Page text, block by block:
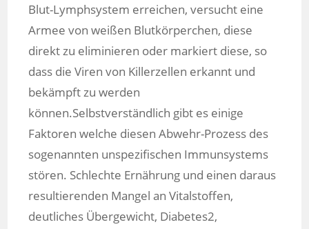
Blut-Lymphsystem erreichen, versucht eine
Armee von weißen Blutkörperchen, diese
direkt zu eliminieren oder markiert diese, so
dass die Viren von Killerzellen erkannt und
bekämpft zu werden
können.Selbstverständlich gibt es einige
Faktoren welche diesen Abwehr-Prozess des
sogenannten unspezifischen Immunsystems
stören. Schlechte Ernährung und einen daraus
resultierenden Mangel an Vitalstoffen,
deutliches Übergewicht, Diabetes2,